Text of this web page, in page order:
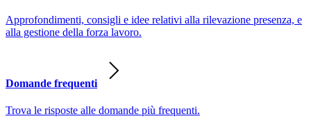
Approfondimenti, consigli e idee relativi alla rilevazione presenza, e
alla gestione della forza lavoro.
Domande frequenti
Trova le risposte alle domande più frequenti.